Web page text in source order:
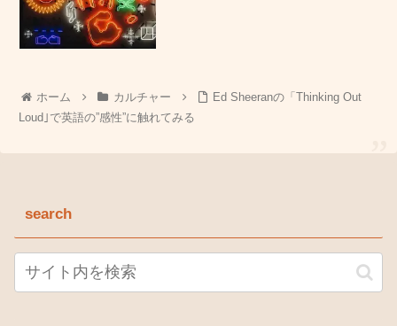
ホーム カルチャー
Ed Sheeranの「Thinking Out
Loud｣で英語の”感性”に触れてみる
search